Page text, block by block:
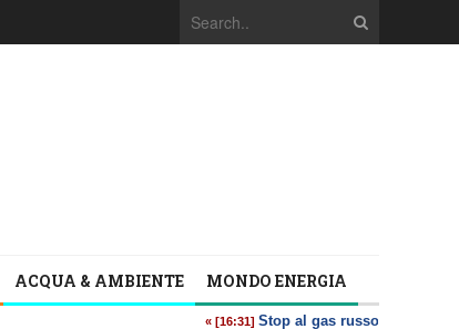
ACQUA & AMBIENTE MONDO ENERGIA